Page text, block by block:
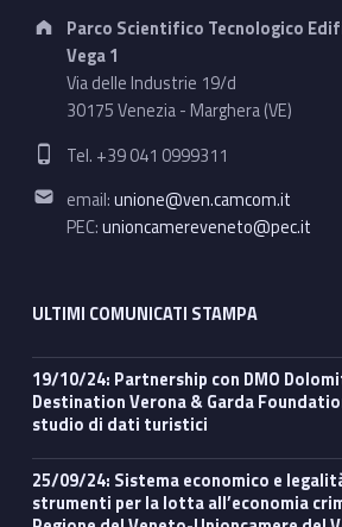
Address:
Parco Scientifico Tecnologico
Vega 1
Via delle Industrie 19/d
30175 Venezia - Marghera (VE)
Phone number:
Tel. +39 041 0999311
Email address:
email:unione@ven.camcom.it
PEC:unioncamereveneto@pec.it
ULTIMI COMUNICATI STAMPA
19/10/24: Partnership con DMO Dolomiti Bellunesi e
Destination Verona & Garda
studio di dati turistici
25/09/24: Sistema economico e legalità, regole e
strumenti per la lotta all’economia